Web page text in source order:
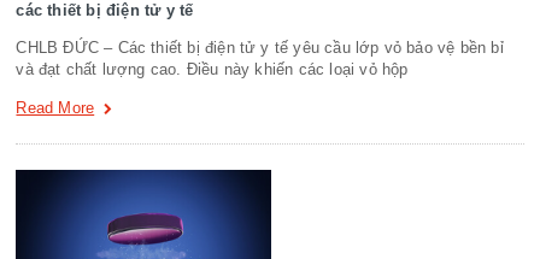
các thiết bị điện tử y tế
CHLB ĐỨC – Các thiết bị điện tử y tế yêu cầu lớp vỏ bảo vệ bền bỉ
và đạt chất lượng cao. Điều này khiến các loại vỏ hộp
Read More